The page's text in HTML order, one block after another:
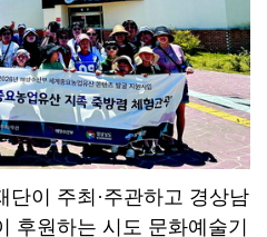
단이 주최·주관하고 경상남
후원하는 시도 문화예술기